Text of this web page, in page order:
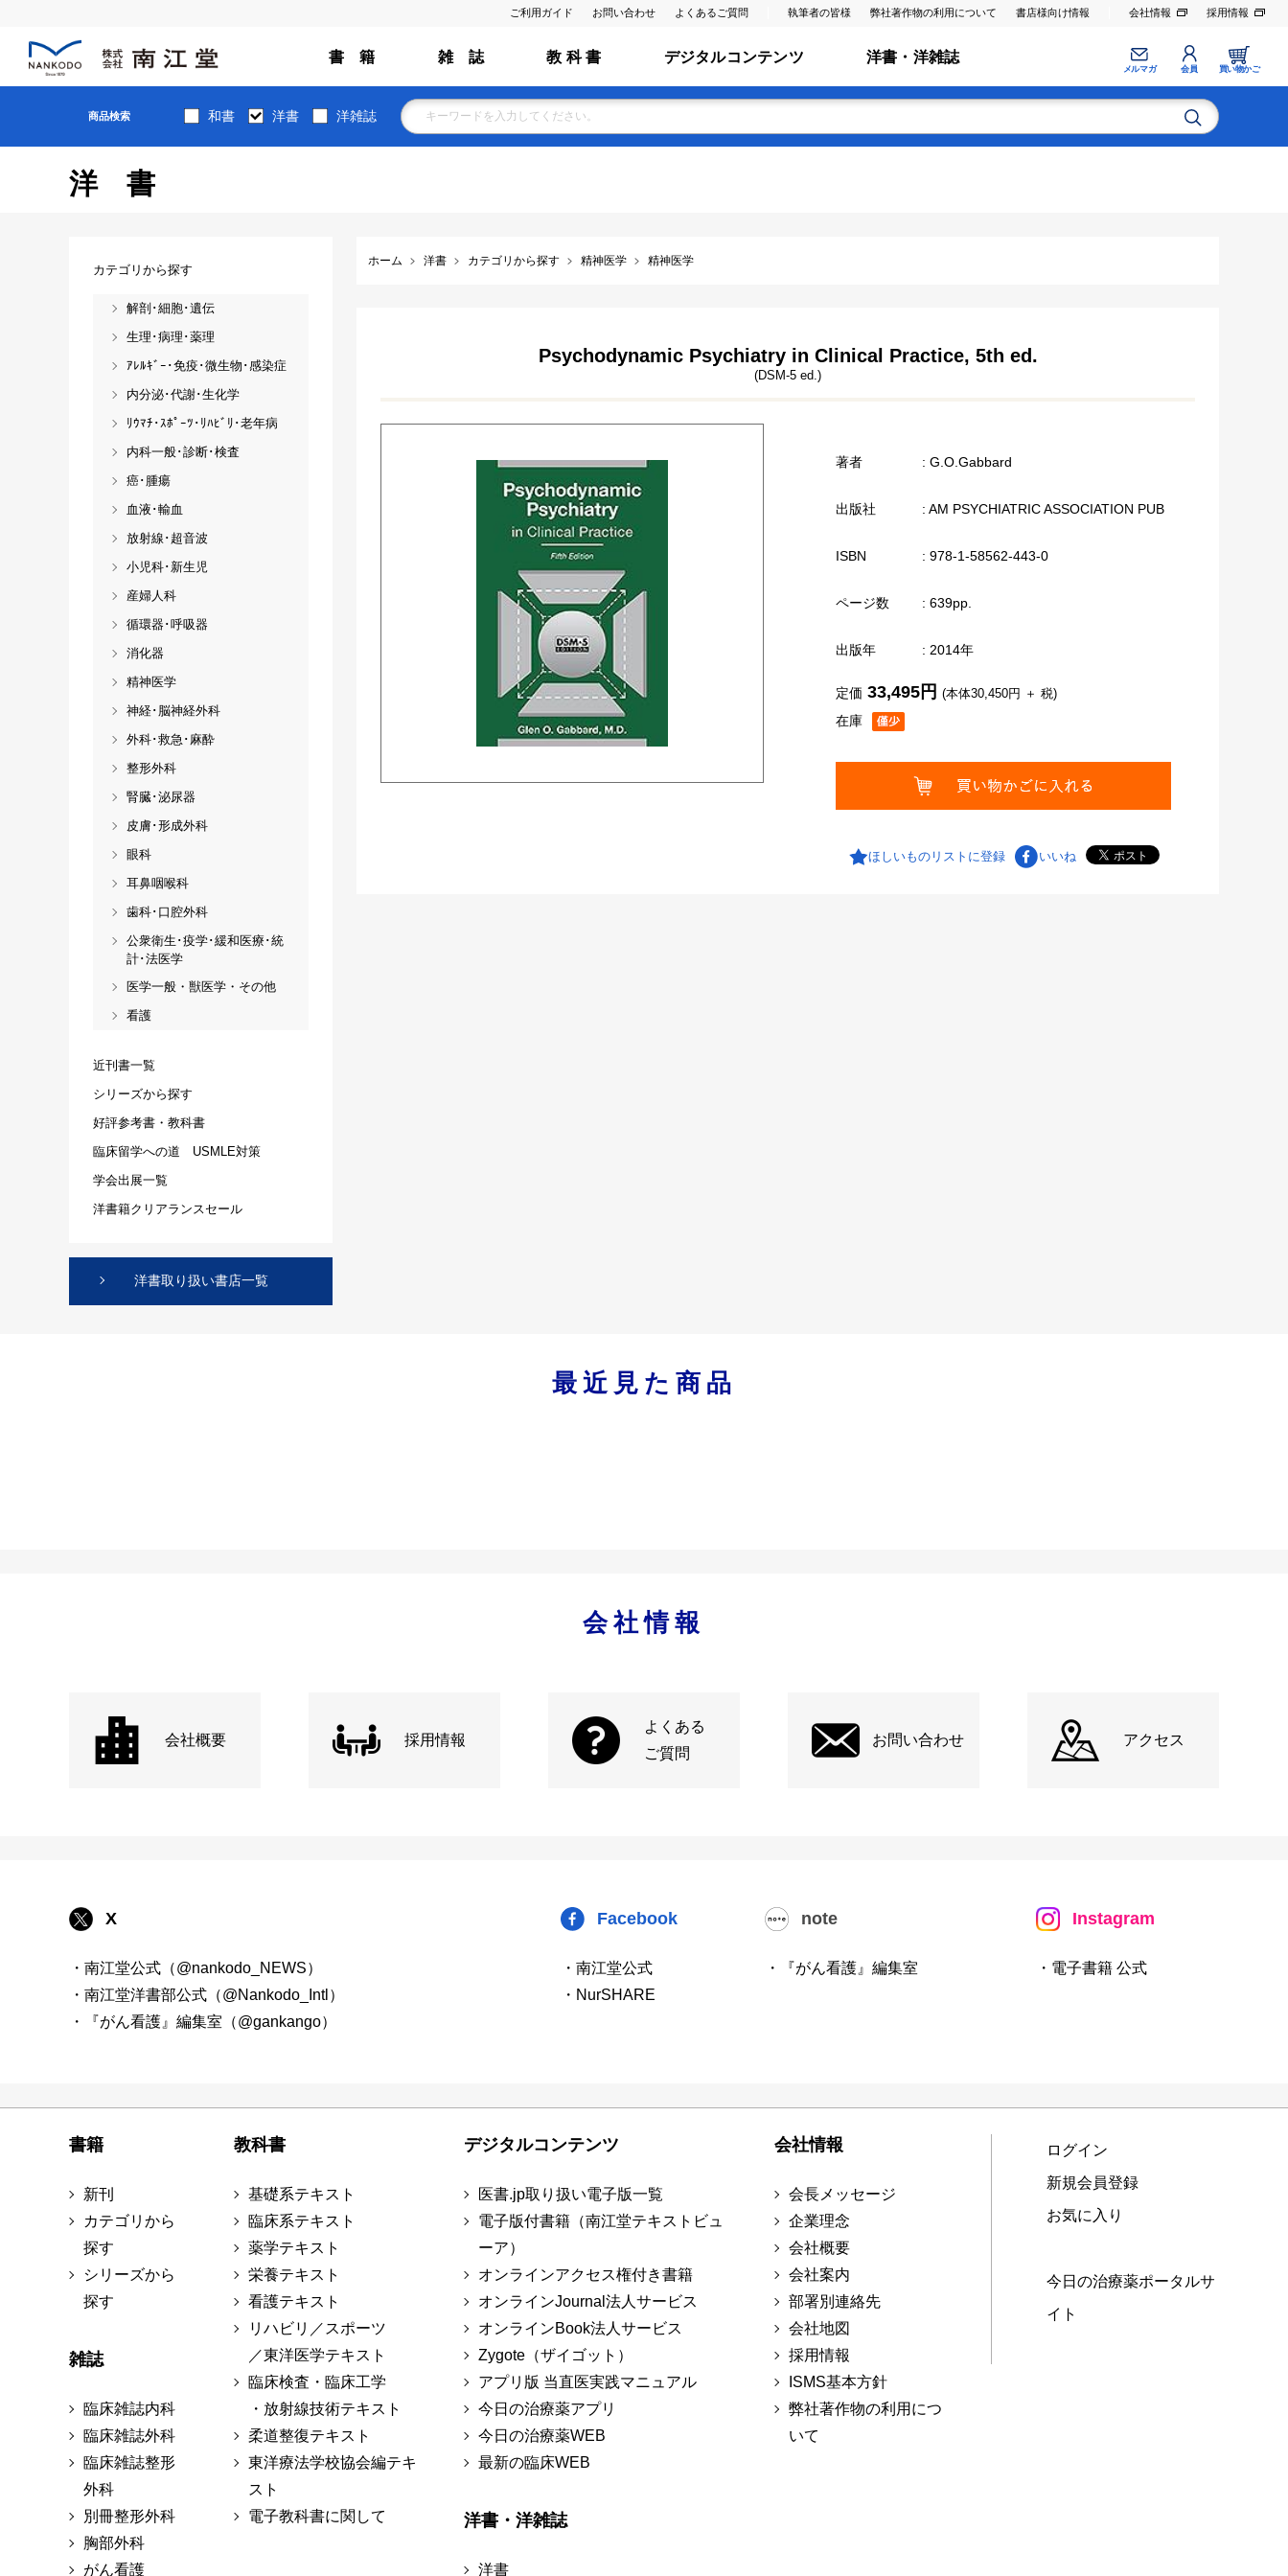
ご利用ガイド お問い合わせ よくあるご質問 執筆者の皆様 弊社著作物の利用について 書店様向け情報 会社情報 採用情報
書 籍 雑 誌 教 科 書 デジタルコンテンツ 洋書・洋雑誌
メルマガ 会員 買い物かご
商品検索 和書 洋書 洋雑誌
洋書
ホーム 洋書 カテゴリから探す 精神医学 精神医学
Psychodynamic Psychiatry in Clinical Practice, 5th ed.
(DSM-5 ed.)
著者 : G.O.Gabbard
出版社 : AM PSYCHIATRIC ASSOCIATION PUB
ISBN : 978-1-58562-443-0
ページ数 : 639pp.
出版年 : 2014年
在庫
定価 33,495円 (本体30,450円 ＋ 税)
ほしいものリストに登録 いいね
カテゴリから探す
解剖･細胞･遺伝
生理･病理･薬理
ｱﾚﾙｷﾞｰ･免疫･微生物･感染症
内分泌･代謝･生化学
ﾘｳﾏﾁ･ｽﾎﾟｰﾂ･ﾘﾊﾋﾞﾘ･老年病
内科一般･診断･検査
癌･腫瘍
血液･輸血
放射線･超音波
小児科･新生児
産婦人科
循環器･呼吸器
消化器
精神医学
神経･脳神経外科
外科･救急･麻酔
整形外科
腎臓･泌尿器
皮膚･形成外科
眼科
耳鼻咽喉科
歯科･口腔外科
公衆衛生･疫学･緩和医療･統
計･法医学
医学一般・獣医学・その他
看護
近刊書一覧
シリーズから探す
好評参考書・教科書
臨床留学への道 USMLE対策
学会出展一覧
洋書籍クリアランスセール
洋書取り扱い書店一覧
最近見た商品
会社情報
会社概要 採用情報
よくある
ご質問
お問い合わせ アクセス
X
・南江堂公式（@nankodo_NEWS）
・南江堂洋書部公式（@Nankodo_Intl）
・『がん看護』編集室（@gankango）
Facebook
・南江堂公式
・NurSHARE
note
・『がん看護』編集室
Instagram
・電子書籍 公式
書籍
新刊
カテゴリから
探す
シリーズから
探す
雑誌
臨床雑誌内科
臨床雑誌外科
臨床雑誌整形
外科
別冊整形外科
胸部外科
がん看護
教科書
基礎系テキスト
臨床系テキスト
薬学テキスト
栄養テキスト
看護テキスト
リハビリ／スポーツ
／東洋医学テキスト
臨床検査・臨床工学
・放射線技術テキスト
柔道整復テキスト
東洋療法学校協会編テキ
スト
電子教科書に関して
デジタルコンテンツ
医書.jp取り扱い電子版一覧
電子版付書籍（南江堂テキストビュ
ーア）
オンラインアクセス権付き書籍
オンラインJournal法人サービス
オンラインBook法人サービス
Zygote（ザイゴット）
アプリ版 当直医実践マニュアル
今日の治療薬アプリ
今日の治療薬WEB
最新の臨床WEB
洋書・洋雑誌
洋書
会社情報
会長メッセージ
企業理念
会社概要
会社案内
部署別連絡先
会社地図
採用情報
ISMS基本方針
弊社著作物の利用につ
いて
ログイン
新規会員登録
お気に入り
今日の治療薬ポータルサ
イト